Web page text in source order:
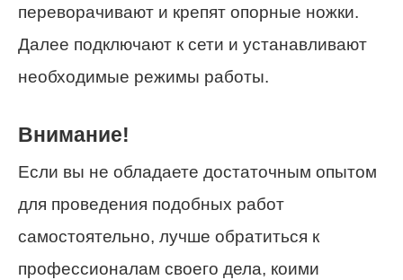
переворачивают и крепят опорные ножки.
Далее подключают к сети и устанавливают
необходимые режимы работы.
Внимание!
Если вы не обладаете достаточным опытом
для проведения подобных работ
самостоятельно, лучше обратиться к
профессионалам своего дела, коими